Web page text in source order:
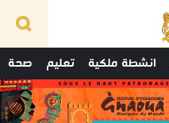
انشطة ملكية تعليم صحة